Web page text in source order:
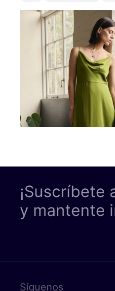
¡Suscríbete
y mantente
Síguenos